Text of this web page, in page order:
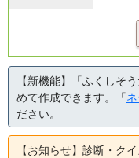
【新機能】「ふくしそ
めて作成できます。「
ださい。
【お知らせ】診断・ク